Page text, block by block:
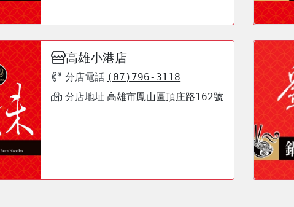
高雄小港店
分店電話 (07)796-3118
分店地址 高雄市鳳山區頂庄路162號